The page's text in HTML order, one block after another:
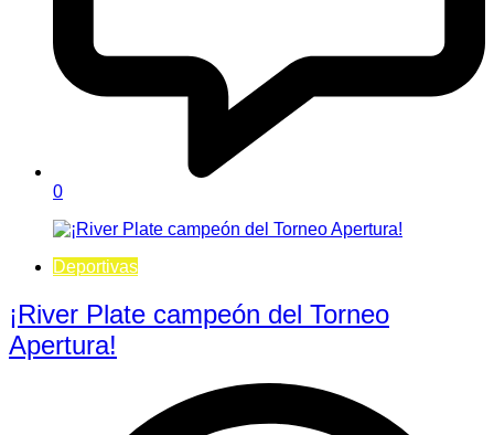
0
Deportivas
¡River Plate campeón del Torneo
Apertura!